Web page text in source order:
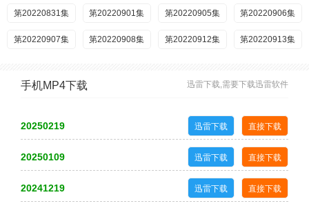
第20220831集 第20220901集 第20220905集 第20220906集
第20220907集 第20220908集 第20220912集 第20220913集
第20220922集
第20221004集 第20221005集
第20221012集 第20221013集
第20221017集 第20221018集 第20221019集 第20221020集
第20221026集 第20221027集
迅雷下载,需要下载迅雷软件
手机MP4下载
20250219 迅雷下载 直接下载
20250109 迅雷下载 直接下载
20241219 迅雷下载 直接下载